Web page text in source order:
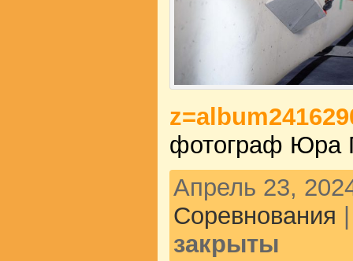
фотограф Юра
Апрель 23,
Соревнования
закрыты